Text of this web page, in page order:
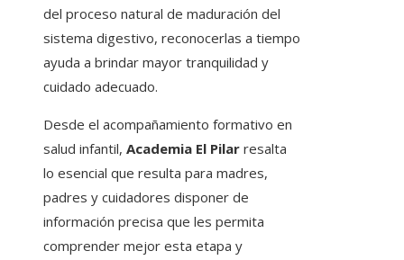
del proceso natural de maduración del
sistema digestivo, reconocerlas a tiempo
ayuda a brindar mayor tranquilidad y
cuidado adecuado.
Desde el acompañamiento formativo en
salud infantil, Academia El Pilar resalta
lo esencial que resulta para madres,
padres y cuidadores disponer de
información precisa que les permita
comprender mejor esta etapa y